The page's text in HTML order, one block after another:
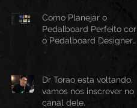
Como Planejar o
Pedalboard Perfeito com
o Pedalboard Designer
Dr Torao esta voltando,
vamos nos inscrever no
canal dele.